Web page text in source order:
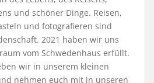
und schöner Dinge. Reisen,
und fotografieren sind
2021 haben wir uns
vom Schwedenhaus erfüllt.
wir in unserem kleinen
nehmen euch mit in unseren